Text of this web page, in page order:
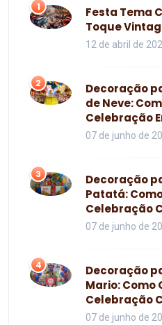
1
Festa Tema
Toque
12 de abril de
2
Decoração
de Neve:
Celebração
07 de junho de
3
Decoração
Patatá:
Celebração
07 de junho de
4
Decoração
Mario: Como
Celebração
07 de junho de